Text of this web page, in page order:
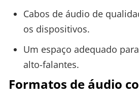
Cabos de áudio de
os dispositivos.
Um espaço adequado
alto-falantes.
Formatos de áudio